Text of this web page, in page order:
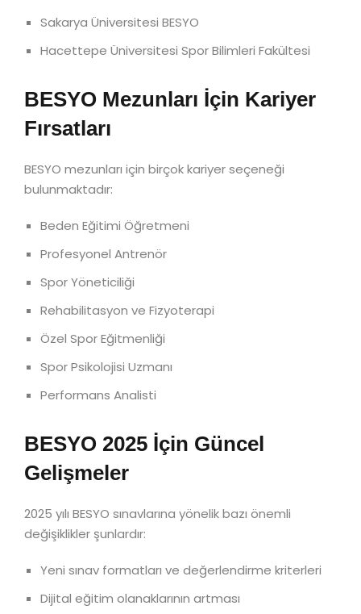
Sakarya Üniversitesi BESYO
Hacettepe Üniversitesi Spor Bilimleri Fakültesi
BESYO Mezunları İçin Kariyer
Fırsatları
BESYO mezunları için birçok kariyer seçeneği
bulunmaktadır:
Beden Eğitimi Öğretmeni
Profesyonel Antrenör
Spor Yöneticiliği
Rehabilitasyon ve Fizyoterapi
Özel Spor Eğitmenliği
Spor Psikolojisi Uzmanı
Performans Analisti
BESYO 2025 İçin Güncel
Gelişmeler
2025 yılı BESYO sınavlarına yönelik bazı önemli
değişiklikler şunlardır:
Yeni sınav formatları ve değerlendirme kriterleri
Dijital eğitim olanaklarının artması